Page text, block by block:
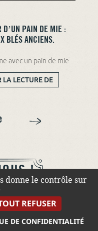
PAIN DE MIE :
BLÉS ANCIENS.
avec un pain de mie
LA LECTURE DE
AU CŒUR
donne le contrôle sur
REFUSER
DE CONFIDENTIALITÉ